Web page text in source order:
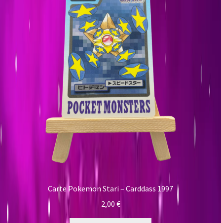
Carte Pokemon Stari – Carddass 1997
2,00 €